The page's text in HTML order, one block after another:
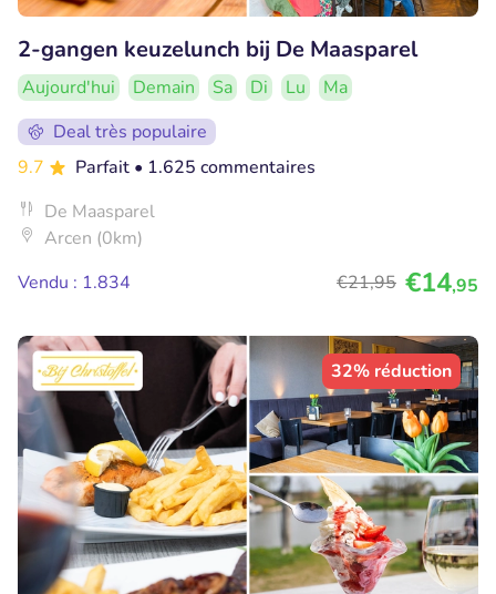
2-gangen keuzelunch bij De Maasparel
Aujourd'hui Demain Sa Di Lu
Ma
Deal très populaire
9.7
Parfait • 1.625 commentaires
De Maasparel
Arcen (0km)
Vendu : 1.834
€21,95 €14,95
32% réduction